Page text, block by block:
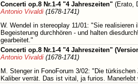
Concerti op.8 Nr.1-4 "4 Jahreszeiten" (Erato,
Antonio Vivaldi (1678-1741)
W. Wendel in stereoplay 11/01: "Sie
Begeisterung durchhören - und halten
gearbeitet."
Concerti op.8 Nr.1-4 "4 Jahreszeiten"
Antonio Vivaldi (1678-1741)
M. Stenger in FonoForum 3/02: "Die
Kaliber verrät. Das ist vital, ja furios.